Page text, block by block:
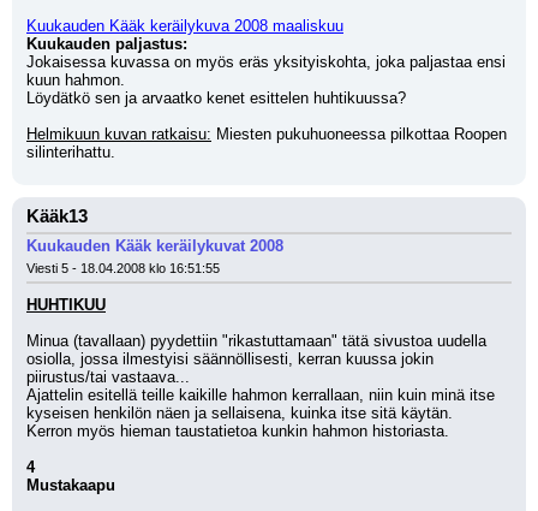
Kuukauden Kääk keräilykuva 2008 maaliskuu
Kuukauden paljastus:
Jokaisessa kuvassa on myös eräs yksityiskohta, joka paljastaa ensi
kuun hahmon.
Löydätkö sen ja arvaatko kenet esittelen huhtikuussa?
Helmikuun kuvan ratkaisu: Miesten pukuhuoneessa pilkottaa Roopen
silinterihattu.
Kääk13
Kuukauden Kääk keräilykuvat 2008
Viesti 5 - 18.04.2008 klo 16:51:55
HUHTIKUU
Minua (tavallaan) pyydettiin "rikastuttamaan" tätä sivustoa uudella
osiolla, jossa ilmestyisi säännöllisesti, kerran kuussa jokin
piirustus/tai vastaava...
Ajattelin esitellä teille kaikille hahmon kerrallaan, niin kuin minä itse
kyseisen henkilön näen ja sellaisena, kuinka itse sitä käytän.
Kerron myös hieman taustatietoa kunkin hahmon historiasta.
4
Mustakaapu